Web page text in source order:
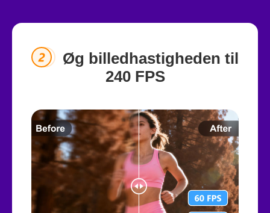
Øg billedhastigheden til
240 FPS